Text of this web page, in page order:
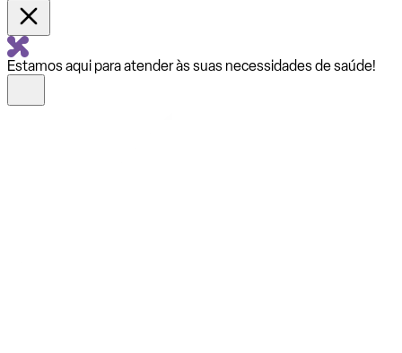
Estamos aqui para atender às suas necessidades de saúde!